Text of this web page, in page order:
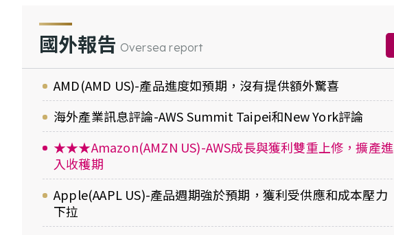
國外報告 Oversea report
AMD(AMD US)-產品進度如預期，沒有提供額外驚喜
海外產業訊息評論-AWS Summit Taipei和New York評論
★★★Amazon(AMZN US)-AWS成長與獲利雙重上修，擴產進
入收穫期
Apple(AAPL US)-產品週期強於預期，獲利受供應和成本壓力
下拉